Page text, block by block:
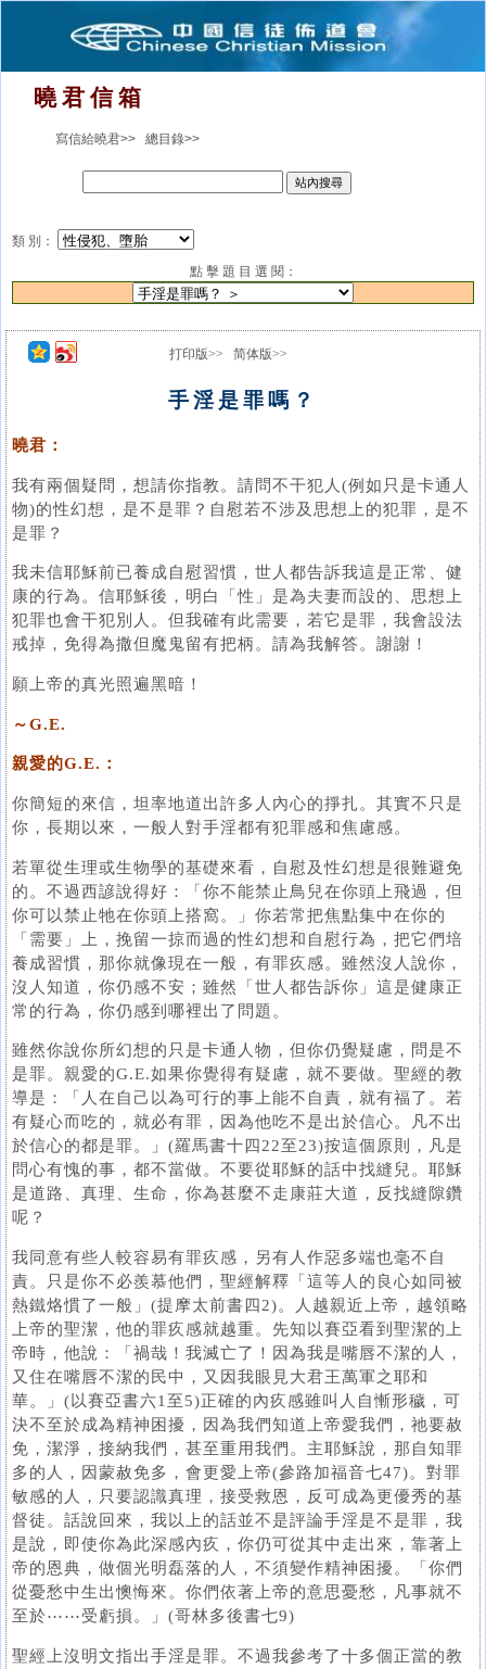
曉 君 信 箱
寫信給曉君>> 總目錄>>
類 別：
點 擊 題 目 選 閱：
打印版>> 简体版>>
手淫是罪嗎？
曉君：
我有兩個疑問，想請你指教。請問不干犯人(例如只是卡通人
物)的性幻想，是不是罪？自慰若不涉及思想上的犯罪，是不
是罪？
我未信耶穌前已養成自慰習慣，世人都告訴我這是正常、健
康的行為。信耶穌後，明白「性」是為夫妻而設的、思想上
犯罪也會干犯別人。但我確有此需要，若它是罪，我會設法
戒掉，免得為撒但魔鬼留有把柄。請為我解答。謝謝！
願上帝的真光照遍黑暗！
～G.E.
親愛的G.E.：
你簡短的來信，坦率地道出許多人內心的掙扎。其實不只是
你，長期以來，一般人對手淫都有犯罪感和焦慮感。
若單從生理或生物學的基礎來看，自慰及性幻想是很難避免
的。不過西諺說得好：「你不能禁止鳥兒在你頭上飛過，但
你可以禁止牠在你頭上搭窩。」你若常把焦點集中在你的
「需要」上，挽留一掠而過的性幻想和自慰行為，把它們培
養成習慣，那你就像現在一般，有罪疚感。雖然沒人說你，
沒人知道，你仍感不安；雖然「世人都告訴你」這是健康正
常的行為，你仍感到哪裡出了問題。
雖然你說你所幻想的只是卡通人物，但你仍覺疑慮，問是不
是罪。親愛的G.E.如果你覺得有疑慮，就不要做。聖經的教
導是：「人在自己以為可行的事上能不自責，就有福了。若
有疑心而吃的，就必有罪，因為他吃不是出於信心。凡不出
於信心的都是罪。」(羅馬書十四22至23)按這個原則，凡是
問心有愧的事，都不當做。不要從耶穌的話中找縫兒。耶穌
是道路、真理、生命，你為甚麼不走康莊大道，反找縫隙鑽
呢？
我同意有些人較容易有罪疚感，另有人作惡多端也毫不自
責。只是你不必羨慕他們，聖經解釋「這等人的良心如同被
熱鐵烙慣了一般」(提摩太前書四2)。人越親近上帝，越領略
上帝的聖潔，他的罪疚感就越重。先知以賽亞看到聖潔的上
帝時，他說：「禍哉！我滅亡了！因為我是嘴唇不潔的人，
又住在嘴唇不潔的民中，又因我眼見大君王萬軍之耶和
華。」(以賽亞書六1至5)正確的內疚感雖叫人自慚形穢，可
決不至於成為精神困擾，因為我們知道上帝愛我們，祂要赦
免，潔淨，接納我們，甚至重用我們。主耶穌說，那自知罪
多的人，因蒙赦免多，會更愛上帝(參路加福音七47)。對罪
敏感的人，只要認識真理，接受救恩，反可成為更優秀的基
督徒。話說回來，我以上的話並不是評論手淫是不是罪，我
是說，即使你為此深感內疚，你仍可從其中走出來，靠著上
帝的恩典，做個光明磊落的人，不須變作精神困擾。「你們
從憂愁中生出懊悔來。你們依著上帝的意思憂愁，凡事就不
至於⋯⋯受虧損。」(哥林多後書七9)
聖經上沒明文指出手淫是罪。不過我參考了十多個正當的教